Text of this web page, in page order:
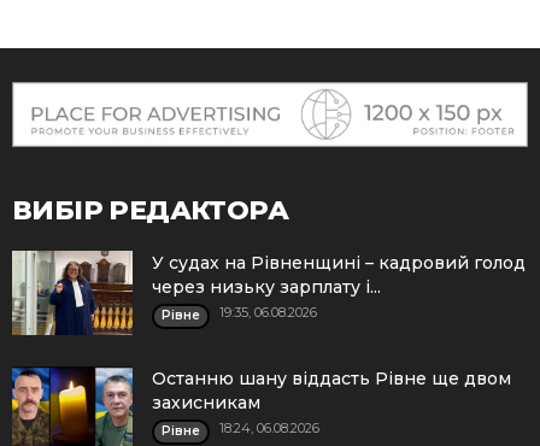
ВИБІР РЕДАКТОРА
У судах на Рівненщині – кадровий голод
через низьку зарплату і...
Рівне 19:35, 06.08.2026
Останню шану віддасть Рівне ще двом
захисникам
Рівне 18:24, 06.08.2026